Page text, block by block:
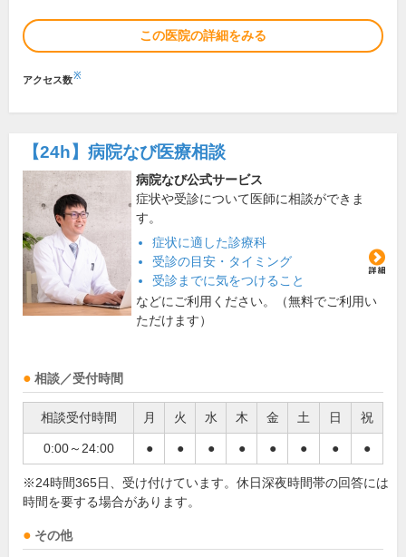
この医院の詳細をみる
アクセス数※
【24h】 病院なび医療相談
病院なび公式サービス
症状や受診について医師に相談ができま
す。
症状に適した診療科
受診の目安・タイミング
受診までに気をつけること
などにご利用ください。（無料でご利用い
ただけます）
相談／受付時間
相談受付時間 月 火 水 木 金 土 日 祝
0:00～24:00 ● ● ● ● ● ● ● ●
※24時間365日、受け付けています。休日深夜時間帯の回答には
時間を要する場合があります。
その他